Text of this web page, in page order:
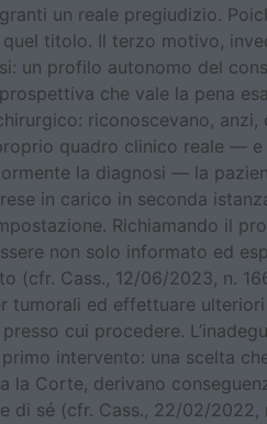
un reale pregiudizio.
titolo. Il terzo motivo,
un profilo autonomo del
che vale la pena
riconoscevano,
quadro clinico reale —
la diagnosi — la
in carico in seconda
Richiamando il
non solo informato ed
(cfr. Cass., 12/06/2023, n.
ed effettuare
cui procedere.
intervento: una scelta
la Corte, derivano
di sé (cfr. Cass., 22/02/